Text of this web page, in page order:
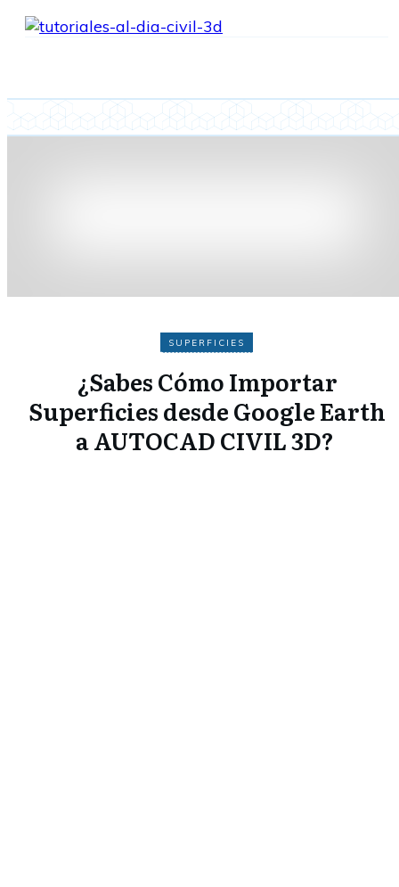
SUPERFICIES
¿Sabes Cómo Importar
Superficies desde Google Earth
a AUTOCAD CIVIL 3D?